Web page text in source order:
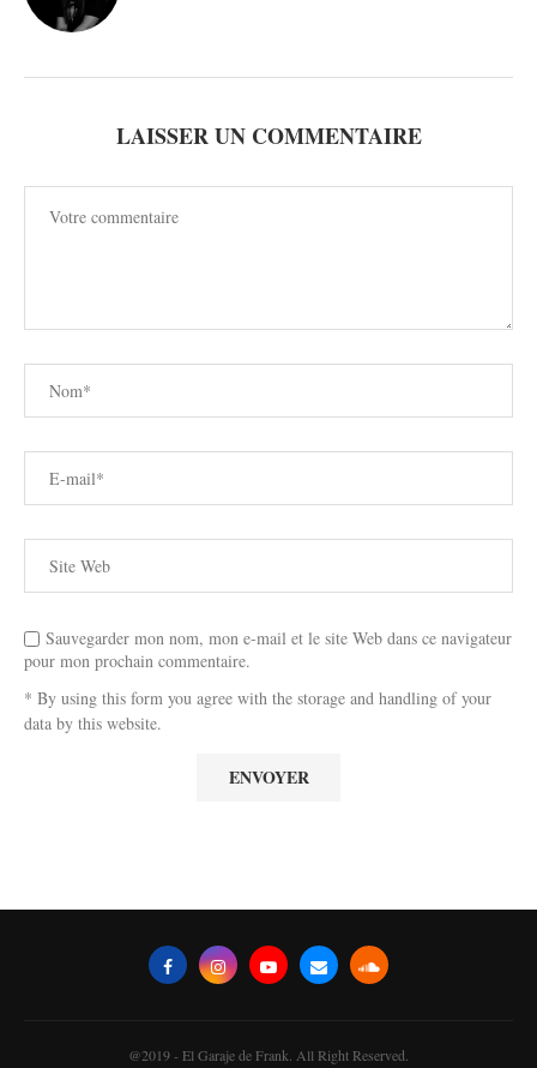
LAISSER UN COMMENTAIRE
Sauvegarder mon nom, mon e-mail et le site Web dans ce navigateur
pour mon prochain commentaire.
* By using this form you agree with the storage and handling of your
data by this website.
@2019 - El Garaje de Frank. All Right Reserved.